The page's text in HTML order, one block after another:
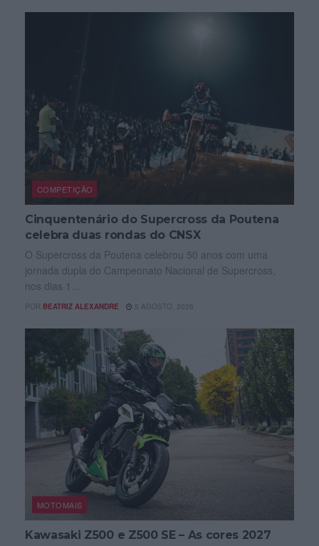
COMPETIÇÃO
Cinquentenário do Supercross da Poutena
celebra duas rondas do CNSX
O Supercross da Poutena celebrou 50 anos com uma
jornada dupla do Campeonato Nacional de Supercross,
nos dias 1...
POR BEATRIZ ALEXANDRE 5 AGOSTO, 2026
MOTOMAIS
Kawasaki Z500 e Z500 SE – As cores 2027